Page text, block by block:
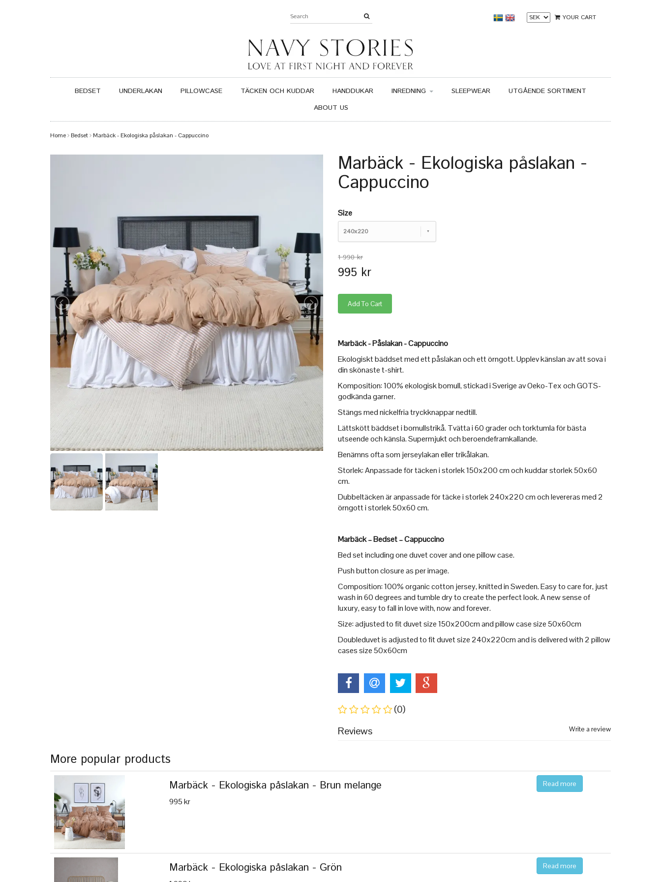
YOUR CART
BEDSET UNDERLAKAN PILLOWCASE TÄCKEN OCH KUDDAR HANDDUKAR INREDNING SLEEPWEAR
UTGÅENDE SORTIMENT
ABOUT US
Home Bedset Marbäck - Ekologiska påslakan - Cappuccino
Marbäck - Ekologiska påslakan -
Cappuccino
Size
240x220
1 990 kr
995 kr
Marbäck - Påslakan - Cappuccino
Ekologiskt bäddset med ett påslakan och ett örngott. Upplev känslan av att sova i
din skönaste t-shirt.
Komposition: 100% ekologisk bomull, stickad i Sverige av Oeko-Tex och GOTS-
godkända garner.
Stängs med nickelfria tryckknappar nedtill.
Lättskött bäddset i bomullstrikå. Tvätta i 60 grader och torktumla för bästa
utseende och känsla. Supermjukt och beroendeframkallande.
Benämns ofta som jerseylakan eller trikålakan.
Storlek: Anpassade för täcken i storlek 150x200 cm och kuddar storlek 50x60
cm.
Dubbeltäcken är anpassade för täcke i storlek 240x220 cm och levereras med 2
örngott i storlek 50x60 cm.
Marbäck – Bedset – Cappuccino
Bed set including one duvet cover and one pillow case.
Push button closure as per image.
Composition: 100% organic cotton jersey, knitted in Sweden. Easy to care for, just
wash in 60 degrees and tumble dry to create the perfect look. A new sense of
luxury, easy to fall in love with, now and forever.
Size: adjusted to fit duvet size 150x200cm and pillow case size 50x60cm
Doubleduvet is adjusted to fit duvet size 240x220cm and is delivered with 2 pillow
cases size 50x60cm
(0)
Reviews Write a review
More popular products
Marbäck - Ekologiska påslakan - Brun melange
995 kr
Read more
Marbäck - Ekologiska påslakan - Grön Read more